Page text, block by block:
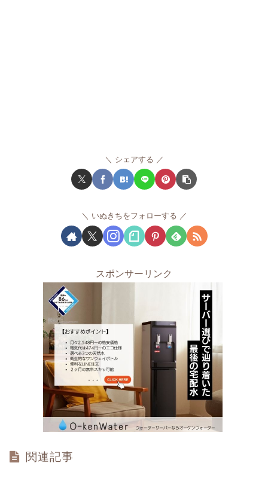
シェアする
いぬきちをフォローする
スポンサーリンク
関連記事